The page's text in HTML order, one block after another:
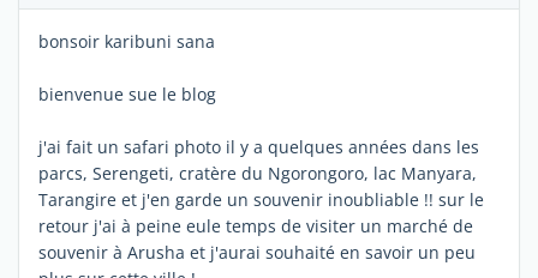
bonsoir karibuni sana
bienvenue sue le blog
j'ai fait un safari photo il y a quelques années dans les
parcs, Serengeti, cratère du Ngorongoro, lac Manyara,
Tarangire et j'en garde un souvenir inoubliable !! sur le
retour j'ai à peine eule temps de visiter un marché de
souvenir à Arusha et j'aurai souhaité en savoir un peu